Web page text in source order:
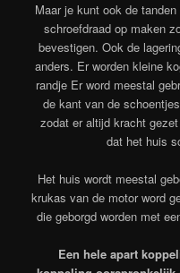
Maar je kunt ook de
schroefdraad op maken
bevestigen. Ook de
anders. Er worden kleine
randje Er word meestal
de kant van de
zodat er altijd kracht
dat het huis
Het huis wordt meestal
krukas van de motor word
die geborgd worden met
Een hele apart